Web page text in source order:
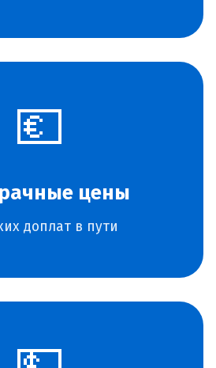
💶
цены
доплат в пути